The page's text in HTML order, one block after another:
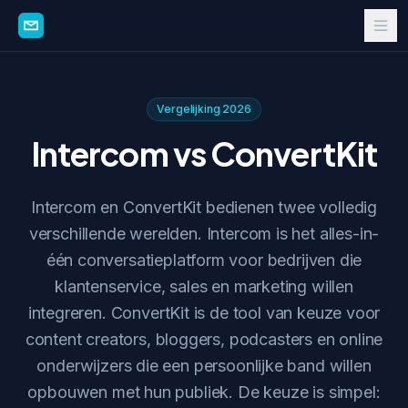
Vergelijking 2026
Intercom vs ConvertKit
Intercom en ConvertKit bedienen twee volledig
verschillende werelden. Intercom is het alles-in-
één conversatieplatform voor bedrijven die
klantenservice, sales en marketing willen
integreren. ConvertKit is de tool van keuze voor
content creators, bloggers, podcasters en online
onderwijzers die een persoonlijke band willen
opbouwen met hun publiek. De keuze is simpel: